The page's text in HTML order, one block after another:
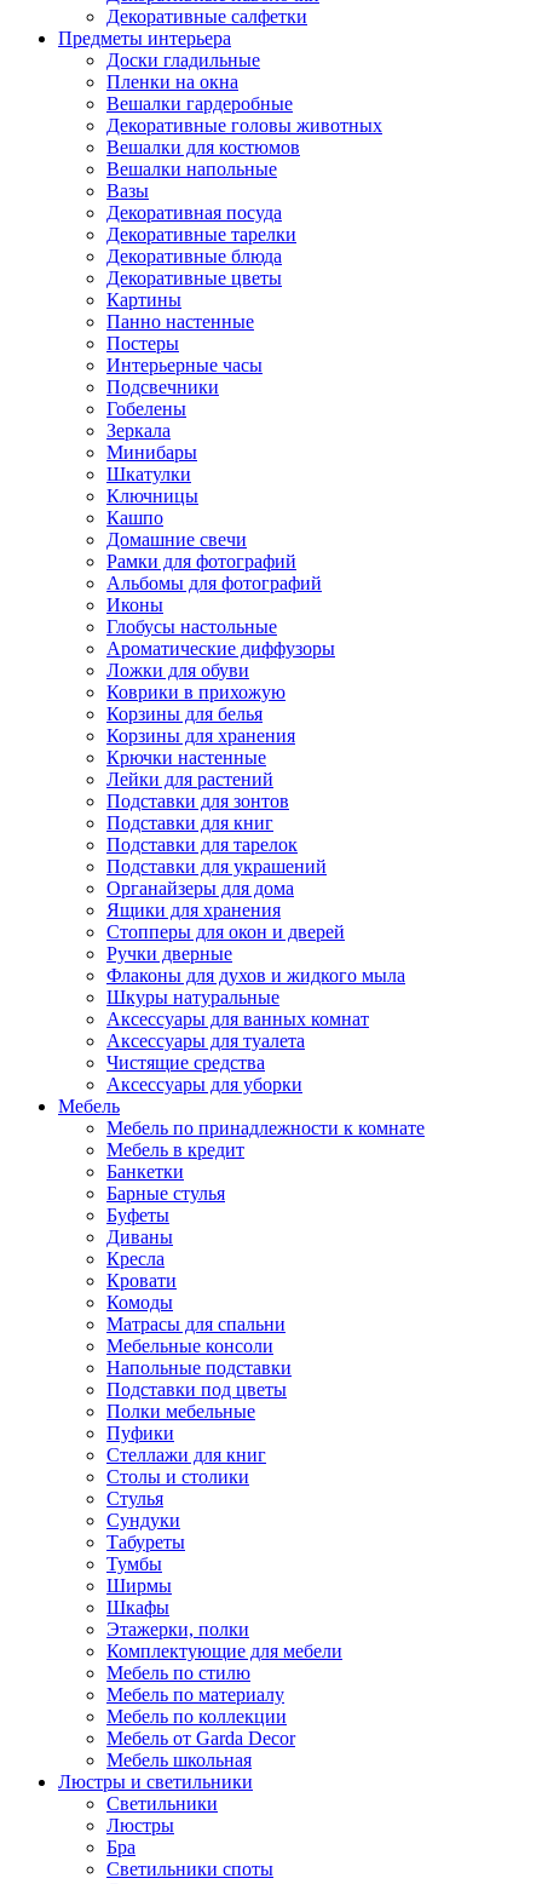
Декоративные салфетки
Предметы интерьера
Доски гладильные
Пленки на окна
Вешалки гардеробные
Декоративные головы животных
Вешалки для костюмов
Вешалки напольные
Вазы
Декоративная посуда
Декоративные тарелки
Декоративные блюда
Декоративные цветы
Картины
Панно настенные
Постеры
Интерьерные часы
Подсвечники
Гобелены
Зеркала
Минибары
Шкатулки
Ключницы
Кашпо
Домашние свечи
Рамки для фотографий
Альбомы для фотографий
Иконы
Глобусы настольные
Ароматические диффузоры
Ложки для обуви
Коврики в прихожую
Корзины для белья
Корзины для хранения
Крючки настенные
Лейки для растений
Подставки для зонтов
Подставки для книг
Подставки для тарелок
Подставки для украшений
Органайзеры для дома
Ящики для хранения
Стопперы для окон и дверей
Ручки дверные
Флаконы для духов и жидкого мыла
Шкуры натуральные
Аксессуары для ванных комнат
Аксессуары для туалета
Чистящие средства
Аксессуары для уборки
Мебель
Мебель по принадлежности к комнате
Мебель в кредит
Банкетки
Барные стулья
Буфеты
Диваны
Кресла
Кровати
Комоды
Матрасы для спальни
Мебельные консоли
Напольные подставки
Подставки под цветы
Полки мебельные
Пуфики
Стеллажи для книг
Столы и столики
Стулья
Сундуки
Табуреты
Тумбы
Ширмы
Шкафы
Этажерки, полки
Комплектующие для мебели
Мебель по стилю
Мебель по материалу
Мебель по коллекции
Мебель от Garda Decor
Мебель школьная
Люстры и светильники
Светильники
Люстры
Бра
Светильники споты